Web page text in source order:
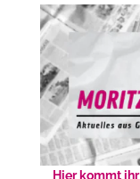
Hier kommt